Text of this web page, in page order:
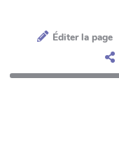
Éditer la page